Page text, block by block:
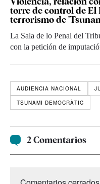
torre de control de El
terrorismo de
La Sala de lo Penal del
con la petición de
AUDIENCIA NACIONAL
TSUNAMI DEMOCRÀTIC
2 Comentarios